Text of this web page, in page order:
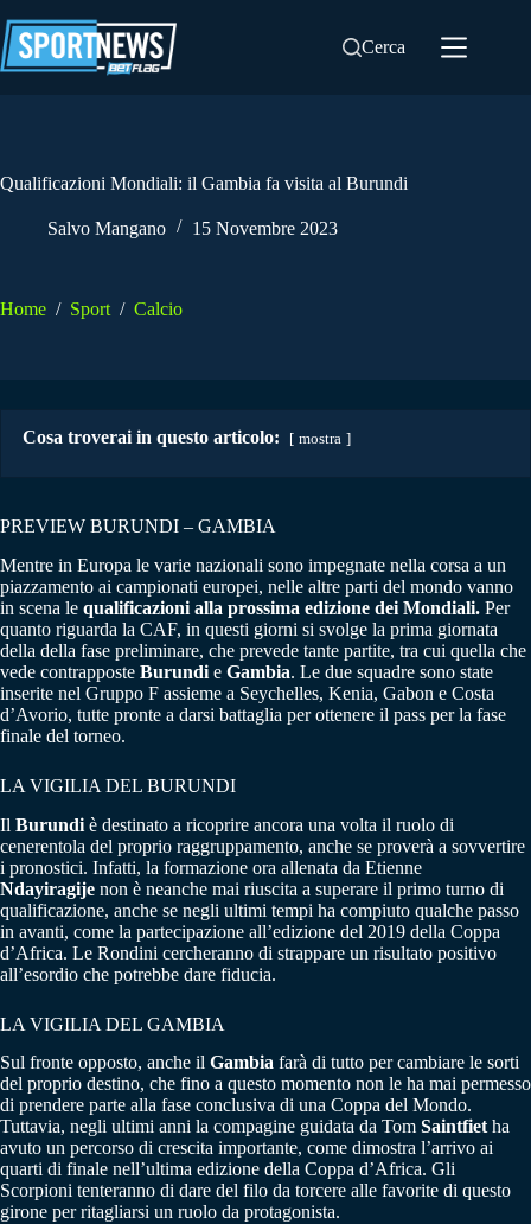
al
contenuto
Cerca
Qualificazioni Mondiali: il Gambia fa visita al Burundi
Salvo Mangano 15 Novembre 2023
Home / Sport / Calcio
Cosa troverai in questo articolo: mostra
PREVIEW BURUNDI – GAMBIA
Mentre in Europa le varie nazionali sono impegnate nella corsa a un
piazzamento ai campionati europei, nelle altre parti del mondo vanno
in scena le qualificazioni alla prossima edizione dei Mondiali. Per
quanto riguarda la CAF, in questi giorni si svolge la prima giornata
della della fase preliminare, che prevede tante partite, tra cui quella che
vede contrapposte Burundi e Gambia. Le due squadre sono state
inserite nel Gruppo F assieme a Seychelles, Kenia, Gabon e Costa
d’Avorio, tutte pronte a darsi battaglia per ottenere il pass per la fase
finale del torneo.
LA VIGILIA DEL BURUNDI
Il Burundi è destinato a ricoprire ancora una volta il ruolo di
cenerentola del proprio raggruppamento, anche se proverà a sovvertire
i pronostici. Infatti, la formazione ora allenata da Etienne
Ndayiragije non è neanche mai riuscita a superare il primo turno di
qualificazione, anche se negli ultimi tempi ha compiuto qualche passo
in avanti, come la partecipazione all’edizione del 2019 della Coppa
d’Africa. Le Rondini cercheranno di strappare un risultato positivo
all’esordio che potrebbe dare fiducia.
LA VIGILIA DEL GAMBIA
Sul fronte opposto, anche il Gambia farà di tutto per cambiare le sorti
del proprio destino, che fino a questo momento non le ha mai permesso
di prendere parte alla fase conclusiva di una Coppa del Mondo.
Tuttavia, negli ultimi anni la compagine guidata da Tom Saintfiet ha
avuto un percorso di crescita importante, come dimostra l’arrivo ai
quarti di finale nell’ultima edizione della Coppa d’Africa. Gli
Scorpioni tenteranno di dare del filo da torcere alle favorite di questo
girone per ritagliarsi un ruolo da protagonista.